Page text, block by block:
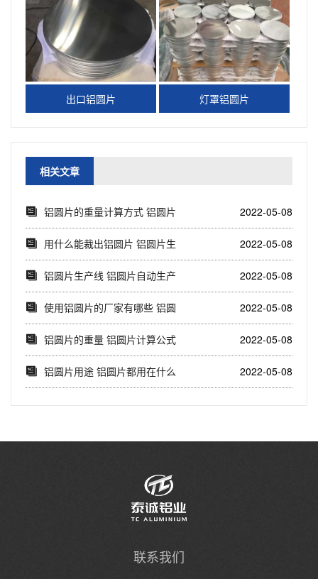
出口铝圆片 灯罩铝圆片
相关文章
​铝圆片的重量计算方式 铝圆片
价格计算公式
2022-05-08
用什么能裁出铝圆片 铝圆片生
产视频
2022-05-08
铝圆片生产线 铝圆片自动生产
设备视频
2022-05-08
使用铝圆片的厂家有哪些 铝圆
片用在哪里
2022-05-08
铝圆片的重量 铝圆片计算公式 2022-05-08
铝圆片用途 铝圆片都用在什么
2022-05-08
联系我们